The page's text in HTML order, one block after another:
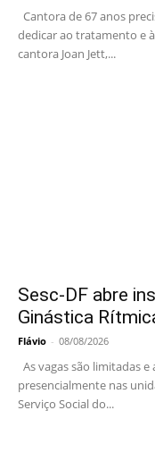
Cantora de 67 anos
dedicar ao tratamento e
cantora Joan Jett,...
Sesc-DF abre
Ginástica
Flávio - 08/08/2026
As vagas são limitadas
presencialmente nas
Serviço Social do...